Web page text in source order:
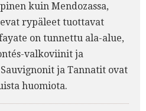
kuin Mendozassa,
rypäleet tuottavat
on tunnettu ala-alue,
valkoviinit ja
ja Tannatit ovat
huomiota.